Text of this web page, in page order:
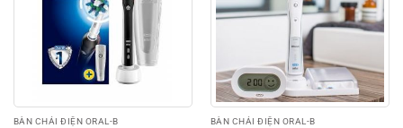
BÀN CHẢI ĐIỆN ORAL-B BÀN CHẢI ĐIỆN ORAL-B